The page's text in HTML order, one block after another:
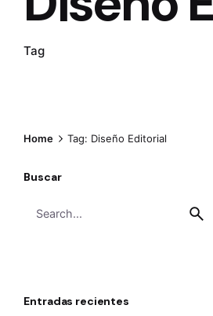
Tag
Home Tag: Diseño Editorial
Buscar
for
Entradas recientes